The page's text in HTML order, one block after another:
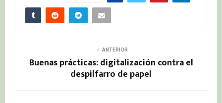
ANTERIOR
Buenas prácticas: digitalización contra el
despilfarro de papel